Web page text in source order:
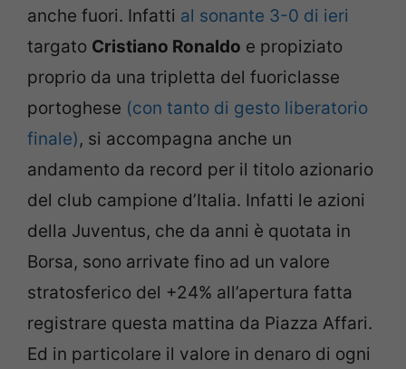
anche fuori. Infatti al sonante 3-0 di ieri
targato Cristiano Ronaldo e propiziato
proprio da una tripletta del fuoriclasse
portoghese (con tanto di gesto liberatorio
finale), si accompagna anche un
andamento da record per il titolo azionario
del club campione d’Italia. Infatti le azioni
della Juventus, che da anni è quotata in
Borsa, sono arrivate fino ad un valore
stratosferico del +24% all’apertura fatta
registrare questa mattina da Piazza Affari.
Ed in particolare il valore in denaro di ogni